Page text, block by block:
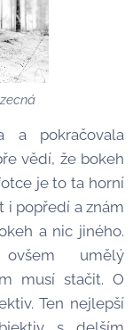
a pokračovala
vědí, že bokeh
je to ta horní
i popředí a znám
a nic jiného.
umělý
musí stačit. O
Ten nejlepší